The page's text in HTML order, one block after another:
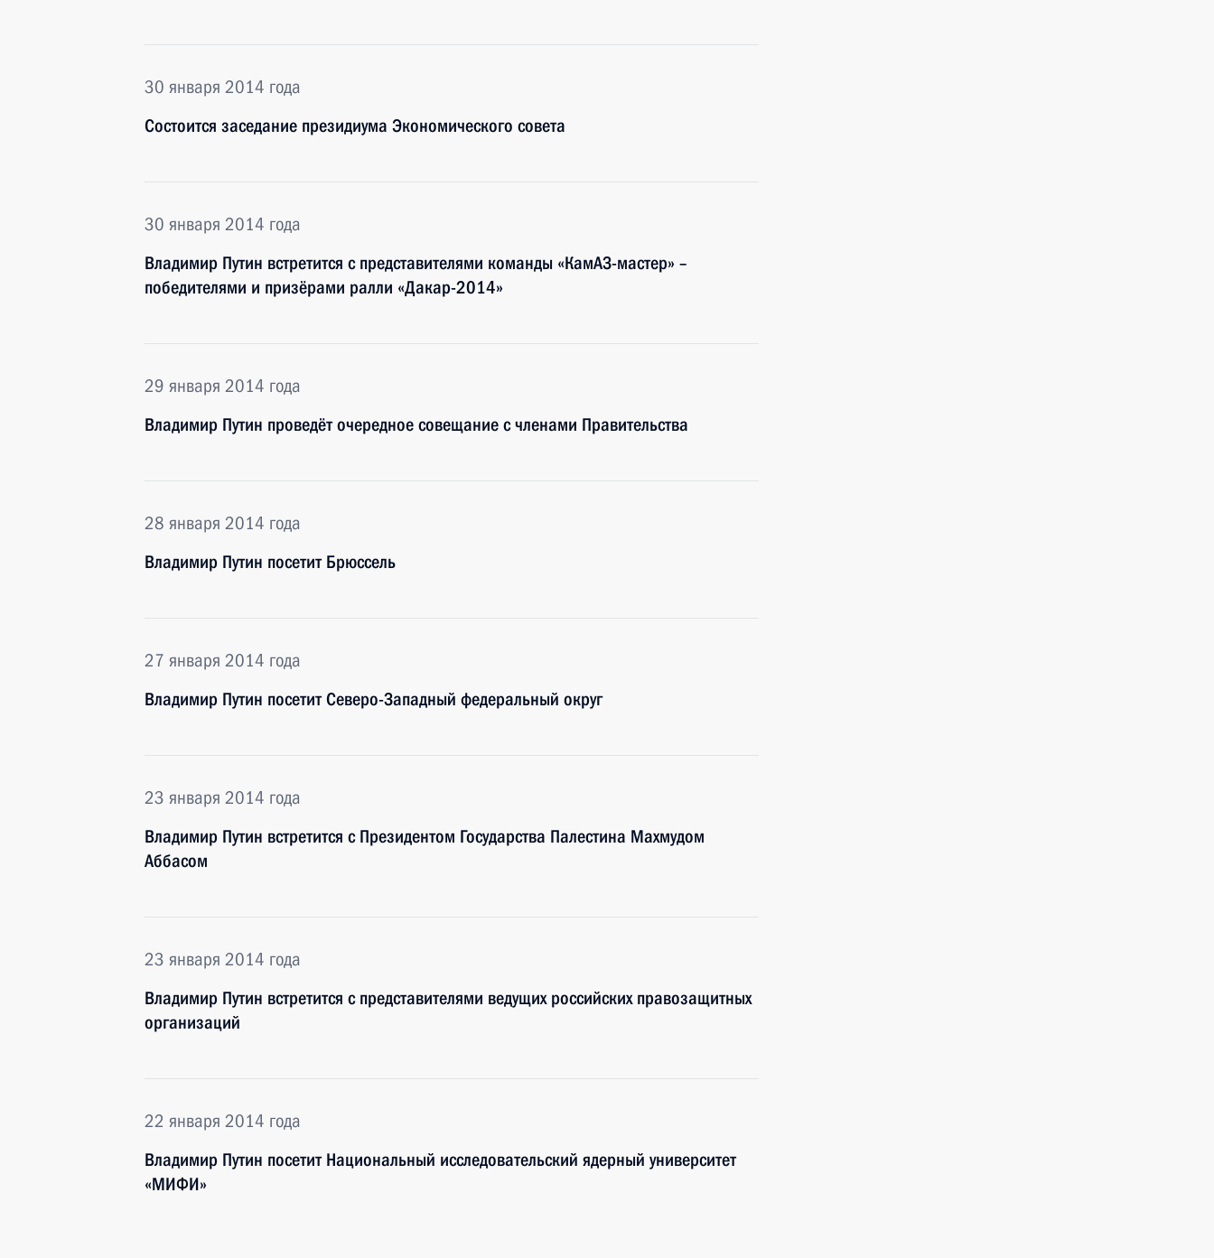
30 января 2014 года
Состоится заседание президиума Экономического совета
30 января 2014 года
Владимир Путин встретится с представителями команды «КамАЗ-мастер» –
победителями и призёрами ралли «Дакар-2014»
29 января 2014 года
Владимир Путин проведёт очередное совещание с членами Правительства
28 января 2014 года
Владимир Путин посетит Брюссель
27 января 2014 года
Владимир Путин посетит Северо-Западный федеральный округ
23 января 2014 года
Владимир Путин встретится с Президентом Государства Палестина Махмудом
Аббасом
23 января 2014 года
Владимир Путин встретится с представителями ведущих российских правозащитных
организаций
22 января 2014 года
Владимир Путин посетит Национальный исследовательский ядерный университет
«МИФИ»